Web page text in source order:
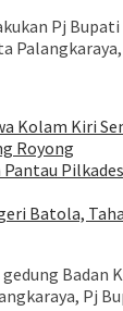
Pj
Kolam Kiri
Royong
Batola,
Badan
Pj